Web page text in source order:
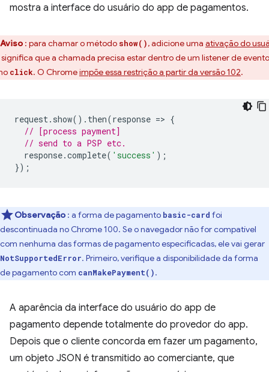
mostra a interface do usuário do app de pagamentos.
Aviso : para chamar o método show(), adicione uma ativação do
significa que a chamada precisa estar dentro de um listener de
click. O Chromeimpõe essa restrição a partir da versão 102.
request. show(). then(response => {
// [process payment]
// send to a PSP etc.
response.complete( 'success' );
});
Observação : a forma de pagamento basic-card foi
descontinuada no Chrome 100. Se o navegador não for compatível
com nenhuma das formas de pagamento especificadas, ele vai gerar
NotSupportedError. Primeiro, verifique a disponibilidade da forma
de pagamento com canMakePayment().
A aparência da interface do usuário do app de
pagamento depende totalmente do provedor do app.
Depois que o cliente concorda em fazer um pagamento,
um objeto JSON é transmitido ao comerciante, que